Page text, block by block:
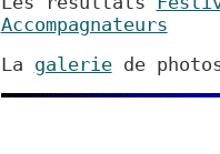
Accompagnateurs
La galeriede